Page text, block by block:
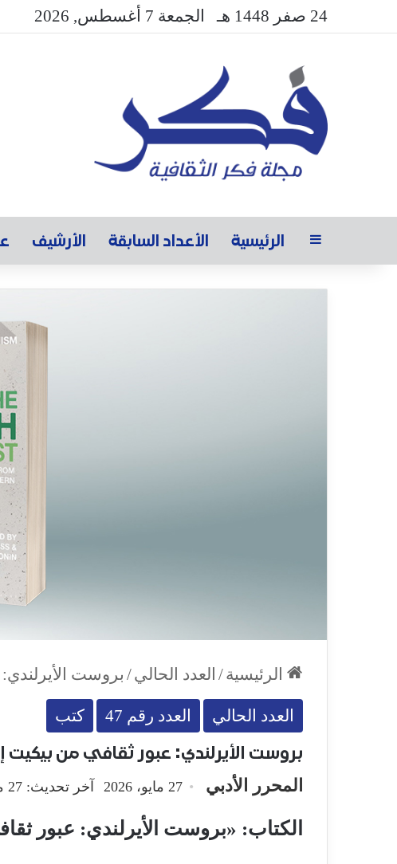
24 صفر 1448 هـ الجمعة 7 أغسطس, 2026
الرئيسية الأعداد السابقة الأرشيف
الرئيسية/ العدد الحالي/ بروست
العدد الحالي العدد رقم 47 كتب
بروست الأيرلندي: عبور ثقافي من
المحرر الأدبي 27 مايو، 2026 آخر تحديث: 27 مايو، 2026
الكتاب: «بروست الأيرلندي: عبور